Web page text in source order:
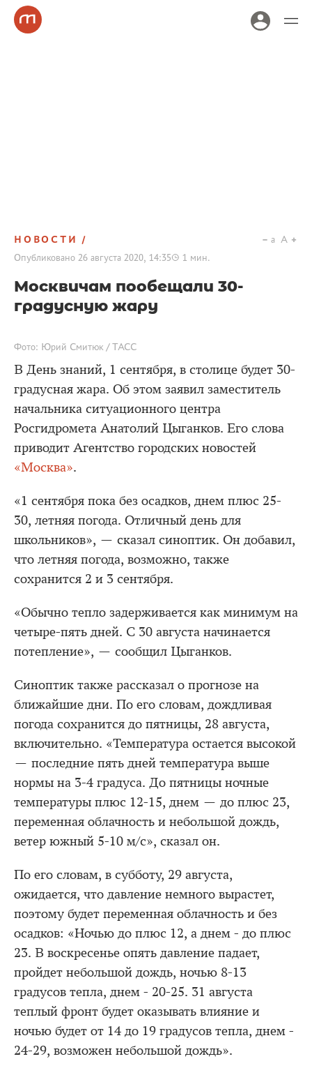
НОВОСТИ
Опубликовано 26 августа 2020, 14:35 1 мин.
a A
Москвичам пообещали 30-
градусную жару
Фото: Юрий Смитюк / ТАСС
В День знаний, 1 сентября, в столице будет 30-
градусная жара. Об этом заявил заместитель
начальника ситуационного центра
Росгидромета Анатолий Цыганков. Его слова
приводит Агентство городских новостей
«Москва».
«1 сентября пока без осадков, днем плюс 25-
30, летняя погода. Отличный день для
школьников», — сказал синоптик. Он добавил,
что летняя погода, возможно, также
сохранится 2 и 3 сентября.
«Обычно тепло задерживается как минимум на
четыре-пять дней. С 30 августа начинается
потепление», — сообщил Цыганков.
Синоптик также рассказал о прогнозе на
ближайшие дни. По его словам, дождливая
погода сохранится до пятницы, 28 августа,
включительно. «Температура остается высокой
— последние пять дней температура выше
нормы на 3-4 градуса. До пятницы ночные
температуры плюс 12-15, днем — до плюс 23,
переменная облачность и небольшой дождь,
ветер южный 5-10 м/с», сказал он.
По его словам, в субботу, 29 августа,
ожидается, что давление немного вырастет,
поэтому будет переменная облачность и без
осадков: «Ночью до плюс 12, а днем - до плюс
23. В воскресенье опять давление падает,
пройдет небольшой дождь, ночью 8-13
градусов тепла, днем - 20-25. 31 августа
теплый фронт будет оказывать влияние и
ночью будет от 14 до 19 градусов тепла, днем -
24-29, возможен небольшой дождь».